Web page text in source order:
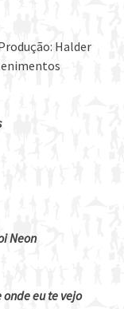
Halder
Neon
onde eu te vejo